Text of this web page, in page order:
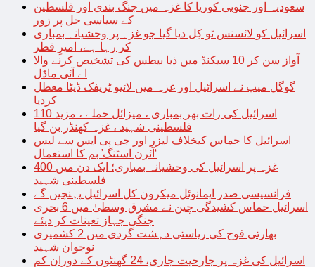
سعودیہ اور جنوبی کوریا کا غزہ میں جنگ بندی اور فلسطین
کے سیاسی حل پر زور
اسرائیل کو لائسنس ٹو کِل دیا گیا جو غزہ پر وحشیانہ بمباری
کر رہا ہے، امیرِ قطر
آواز سن کر 10 سیکنڈ میں ذیا بیطس کی تشخیص کرنے والا
اے آئی ماڈل
گوگل میپ نے اسرائیل اور غزہ میں لائیو ٹریفک ڈیٹا معطل
کردیا
اسرائیل کی رات بھر بمباری ، میزائل حملے ، مزید 110
فلسطینی شہید ، غزہ کھنڈر بن گیا
اسرائیل کا حماس کیخلاف لیزر اور جی پی ایس سے لیس
‘آئرن اسٹنگ’ بم کا استعمال
غزہ پر اسرائیل کی وحشیانہ بمباری؛ ایک دن میں 400
فلسطینی شہید
فرانسیسی صدر ایمانوئل میکرون کل اسرائیل پہنچیں گے
اسرائیل حماس کشیدگی چین نے مشرق وسطیٰ میں 6 بحری
جنگی جہاز تعینات کر دیئے
بھارتی فوج کی ریاستی دہشت گردی میں 2 کشمیری
نوجوان شہید
اسرائیل کی غزہ پر جارحیت جاری، 24 گھنٹوں کے دوران کم